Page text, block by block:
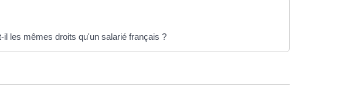
les mêmes droits qu'un salarié français ?